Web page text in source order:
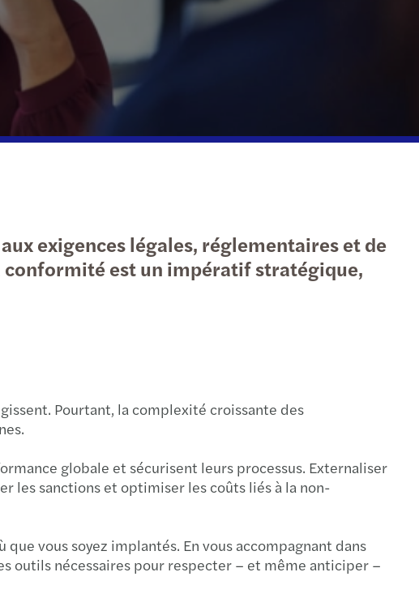
exigences légales, réglementaires et de
conformité est un impératif stratégique,
Pourtant, la complexité croissante des
globale et sécurisent leurs processus. Externaliser
les sanctions et optimiser les coûts liés à la non-
vous soyez implantés. En vous accompagnant dans
outils nécessaires pour respecter – et même anticiper –